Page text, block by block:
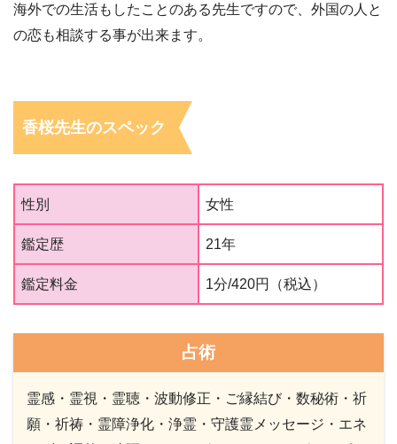
海外での生活もしたことのある先生ですので、外国の人と
の恋も相談する事が出来ます。
香桜先生のスペック
性別 女性
鑑定歴 21年
鑑定料金 1分/420円（税込）
占術
霊感・霊視・霊聴・波動修正・ご縁結び・数秘術・祈
願・祈祷・霊障浄化・浄霊・守護霊メッセージ・エネ